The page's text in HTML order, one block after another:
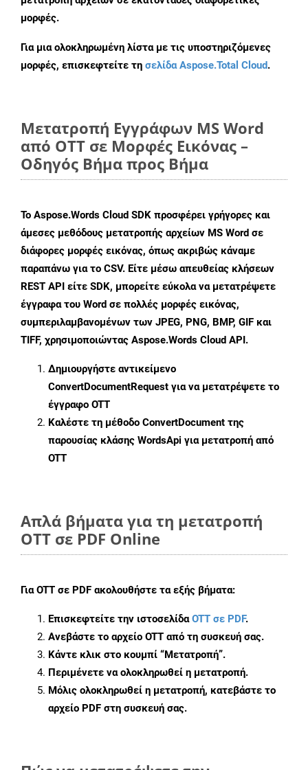
μορφές.
Για μια ολοκληρωμένη λίστα με τις υποστηριζόμενες
μορφές, επισκεφτείτε τη σελίδα Aspose.Total Cloud.
Μετατροπή Εγγράφων MS Word
από OTT σε Μορφές Εικόνας –
Οδηγός Βήμα προς Βήμα
Το Aspose.Words Cloud SDK προσφέρει γρήγορες και
άμεσες μεθόδους μετατροπής αρχείων MS Word σε
διάφορες μορφές εικόνας, όπως ακριβώς κάναμε
παραπάνω για το CSV. Είτε μέσω απευθείας κλήσεων
REST API είτε SDK, μπορείτε εύκολα να μετατρέψετε
έγγραφα του Word σε πολλές μορφές εικόνας,
συμπεριλαμβανομένων των JPEG, PNG, BMP, GIF και
TIFF, χρησιμοποιώντας Aspose.Words Cloud API.
Δημιουργήστε αντικείμενο
ConvertDocumentRequest για να μετατρέψετε το
έγγραφο OTT
Καλέστε τη μέθοδο ConvertDocument της
παρουσίας κλάσης WordsApi για μετατροπή από
OTT
Απλά βήματα για τη μετατροπή
OTT σε PDF Online
ΓιαOTT σε PDF ακολουθήστε τα εξής βήματα:
Επισκεφτείτε την ιστοσελίδαOTT σε PDF.
Ανεβάστε το αρχείο OTT από τη συσκευή σας.
Κάντε κλικ στο κουμπί “Μετατροπή”.
Περιμένετε να ολοκληρωθεί η μετατροπή.
Μόλις ολοκληρωθεί η μετατροπή, κατεβάστε το
αρχείο PDF στη συσκευή σας.